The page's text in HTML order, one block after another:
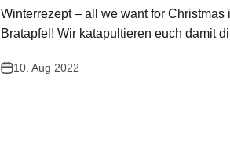
Winterrezept – all we want for
Bratapfel! Wir katapultieren euch damit
10. Aug 2022